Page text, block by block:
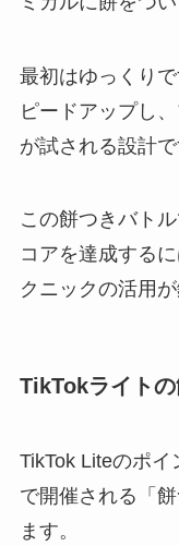
最初はゆっくり
ピードアップし
が試される設計で
この餅つきバト
コアを達成する
クニックの活用が
TikTokライト
TikTok Liteのポ
で開催される「
ます。